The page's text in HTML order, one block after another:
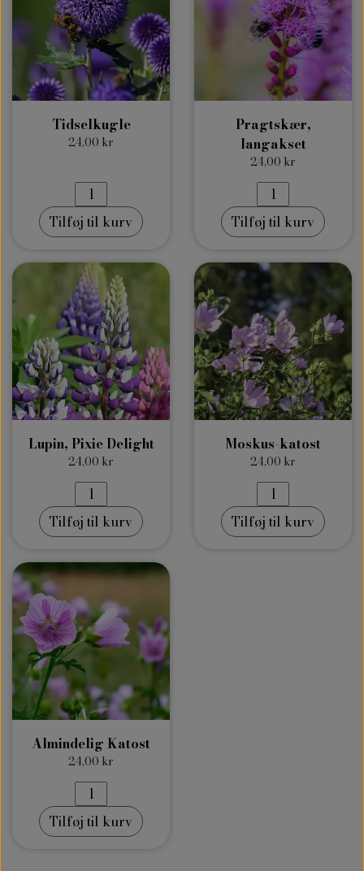
Tidselkugle
24,00 kr
Tilføj til kurv
Pragtskær,
langakset
24,00 kr
Tilføj til kurv
Lupin, Pixie Delight
24,00 kr
Tilføj til kurv
Moskus-katost
24,00 kr
Tilføj til kurv
Almindelig Katost
24,00 kr
Tilføj til kurv